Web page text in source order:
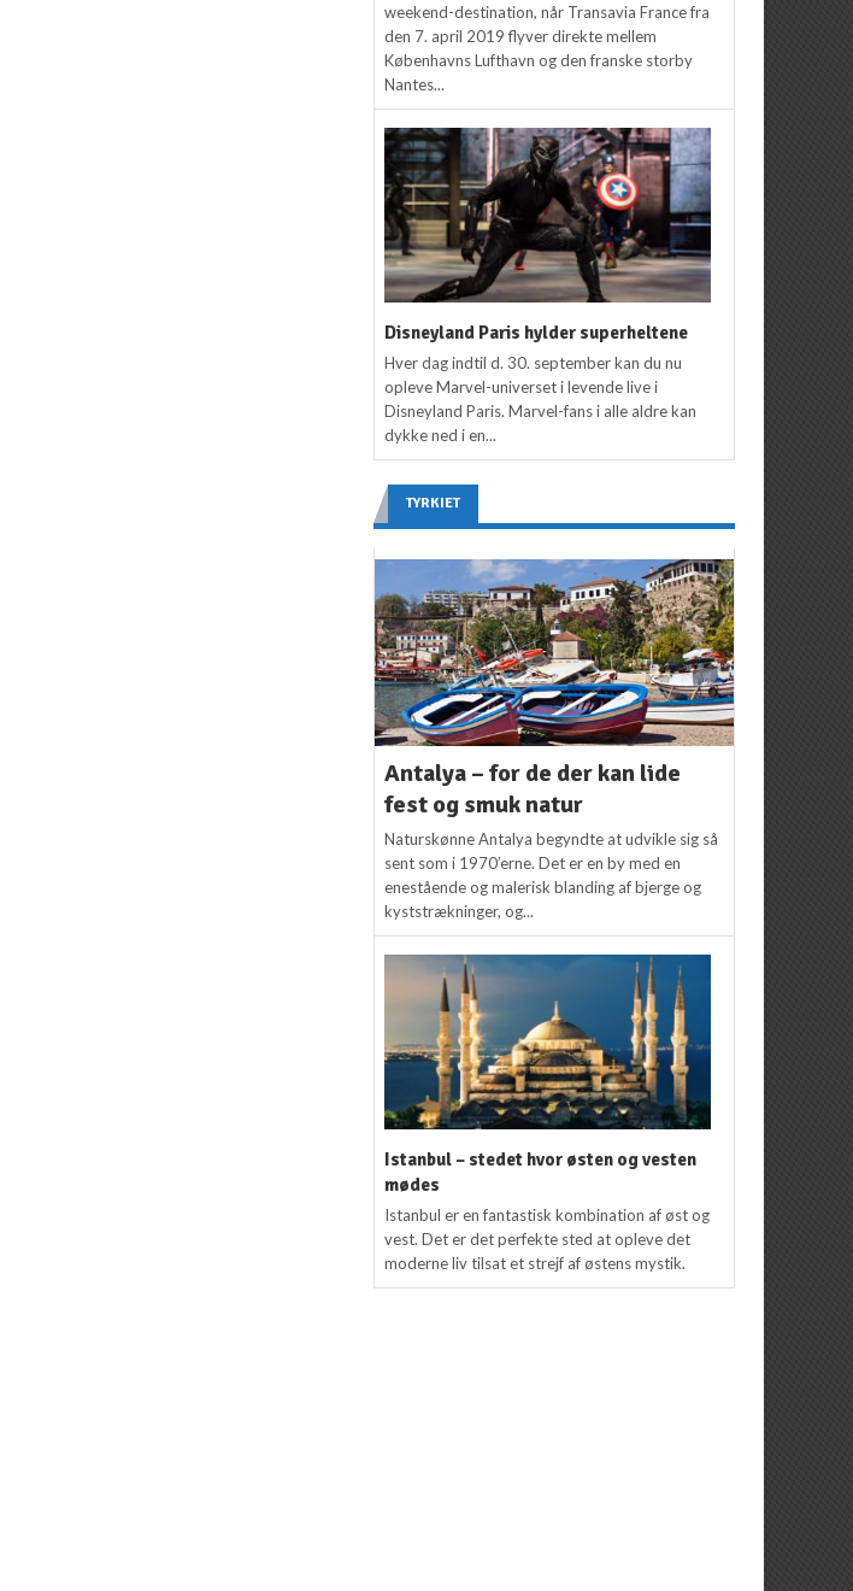
weekend-destination, når Transavia France fra
den 7. april 2019 flyver direkte mellem
Københavns Lufthavn og den franske storby
Nantes...
Disneyland Paris hylder superheltene
Hver dag indtil d. 30. september kan du nu
opleve Marvel-universet i levende live i
Disneyland Paris. Marvel-fans i alle aldre kan
dykke ned i en...
TYRKIET
Antalya – for de der kan lide
fest og smuk natur
Naturskønne Antalya begyndte at udvikle sig så
sent som i 1970’erne. Det er en by med en
enestående og malerisk blanding af bjerge og
kyststrækninger, og...
Istanbul – stedet hvor østen og vesten
mødes
Istanbul er en fantastisk kombination af øst og
vest. Det er det perfekte sted at opleve det
moderne liv tilsat et strejf af østens mystik.